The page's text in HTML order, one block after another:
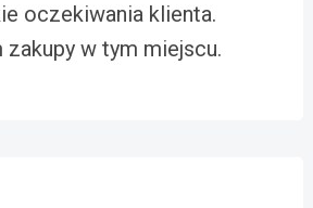
oczekiwania klienta.
zakupy w tym miejscu.